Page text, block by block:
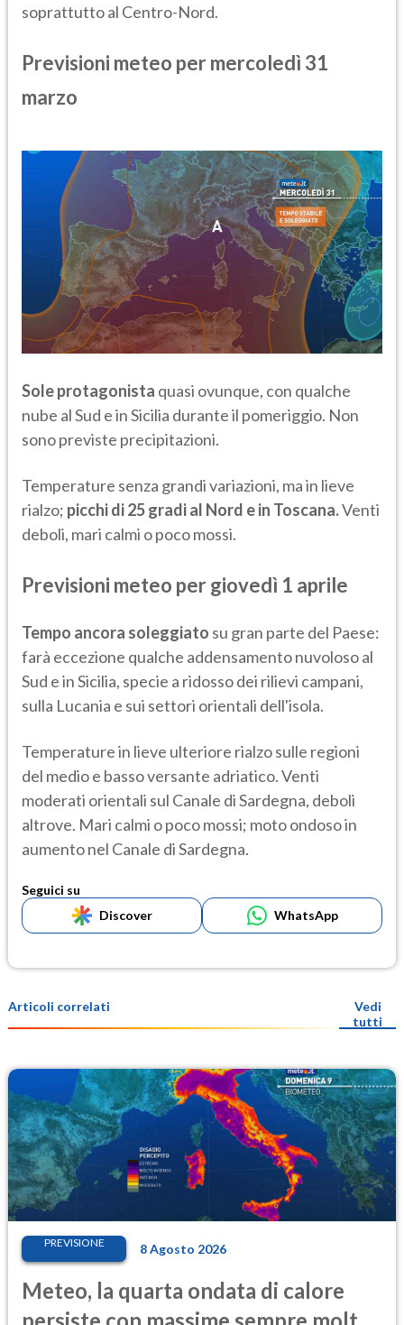
soprattutto al Centro-Nord.
Previsioni meteo per mercoledì 31
marzo
Sole protagonista quasi ovunque, con qualche
nube al Sud e in Sicilia durante il pomeriggio. Non
sono previste precipitazioni.
Temperature senza grandi variazioni, ma in lieve
rialzo; picchi di 25 gradi al Nord e in Toscana.Venti
deboli, mari calmi o poco mossi.
Previsioni meteo per giovedì 1 aprile
Tempo ancora soleggiato su gran parte del Paese:
farà eccezione qualche addensamento nuvoloso al
Sud e in Sicilia, specie a ridosso dei rilievi campani,
sulla Lucania e sui settori orientali dell'isola.
Temperature in lieve ulteriore rialzo sulle regioni
del medio e basso versante adriatico. Venti
moderati orientali sul Canale di Sardegna, deboli
altrove. Mari calmi o poco mossi; moto ondoso in
aumento nel Canale di Sardegna.
Seguici su
Discover
WhatsApp
Articoli correlati
Vedi
tutti
PREVISIONE 8 Agosto 2026
Meteo, la quarta ondata di calore